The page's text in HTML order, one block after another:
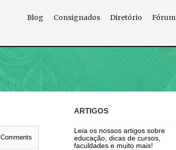
Blog Consignados Diretório Fórum
Comments
ARTIGOS
Leia os nossos artigos sobre
educação, dicas de cursos,
faculdades e muito mais!